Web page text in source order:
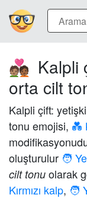
🧑🏽‍❤️‍🧑🏾 Kalpli
orta cilt
Kalpli çift:
tonu emojisi, 💑
oluşturulur 🧑
cilt tonu olarak
Kırmızı kalp, 🧑